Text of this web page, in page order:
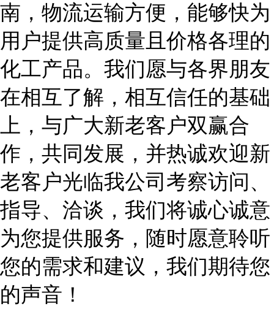
南，物流运输方便，能够快为
用户提供高质量且价格各理的
化工产品。我们愿与各界朋友
在相互了解，相互信任的基础
上，与广大新老客户双赢合
作，共同发展 ，并热诚欢迎新
老客户光临我公司考察访问、
指导、洽谈，我们将诚心诚意
为您提供服务，随时愿意聆听
您的需求和建议，我们期待您
的声音！